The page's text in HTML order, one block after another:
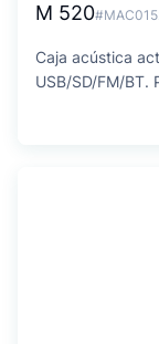
M 520
Caja acústica
USB/SD/FM/BT.